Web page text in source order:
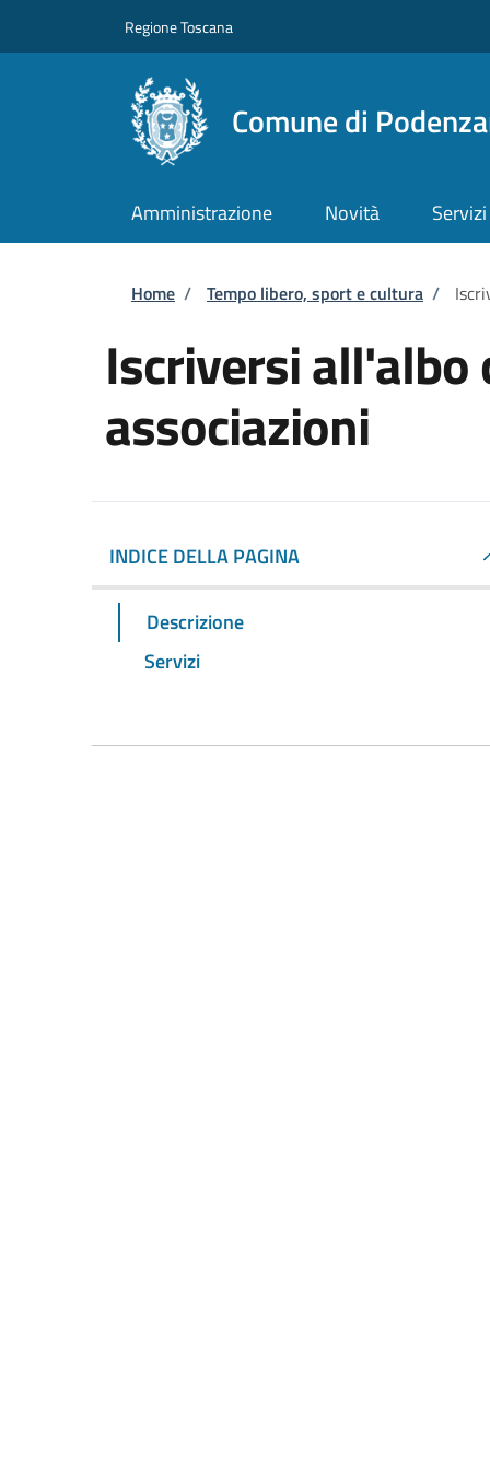
Regione Toscana
Comune di
Amministrazione Novità Servizi
Briciole di pane
Home / Tempo libero, sport e cultura /
Iscriversi all'albo
associazioni
INDICE DELLA PAGINA
Descrizione
Servizi